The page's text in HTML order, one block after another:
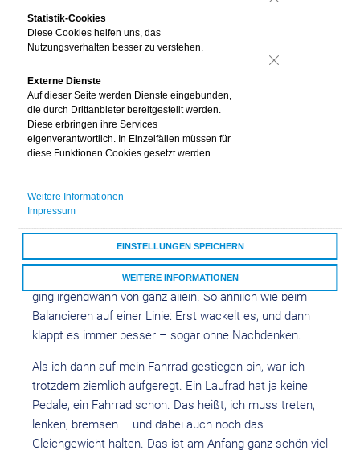
Statistik-Cookies
Diese Cookies helfen uns, das
Nutzungsverhalten besser zu verstehen.
Externe Dienste
Auf dieser Seite werden Dienste eingebunden,
die durch Drittanbieter bereitgestellt werden.
Diese erbringen ihre Services
eigenverantwortlich. In Einzelfällen müssen für
diese Funktionen Cookies gesetzt werden.
Weitere Informationen
Impressum
EINSTELLUNGEN SPEICHERN
WEITERE INFORMATIONEN
ALLE COOKIES AKZEPTIEREN
Hallo liebe Kinder,
stellt euch vor: Ich kann seit Kurzem Fahrrad
der Wind weht mir um die Nasenspitze. Huiiiiii, das
macht Spaaaaß!
So ganz neu ist dasFahrradfahren für mich aber nicht.
Früher war ich fast jeden Tag mit dem Laufrad
dasGleichgewicht
nicht so einfach. Ich habe meine Füße noch oft auf den
Boden gesetzt. Aber je mehr ich gerollt bin, desto besser
hat mein Körper gelernt, wann ich lenken muss und
wann ich die Füße abheben kann, ohne umzufallen. Das
ging irgendwann von ganz allein. So ähnlich wie beim
Balancieren auf einer Linie: Erst wackelt es, und dann
klappt es immer besser – sogar ohne Nachdenken.
Als ich dann auf mein Fahrrad gestiegen bin, war ich
trotzdem ziemlich aufgeregt. Ein Laufrad hat ja keine
Pedale, ein Fahrrad schon. Das heißt, ich muss treten,
lenken, bremsen – und dabei auch noch das
Gleichgewicht halten. Das ist am Anfang ganz schön viel